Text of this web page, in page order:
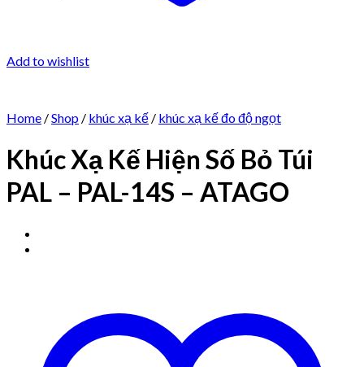
Add to wishlist
Home /Shop / khúc xạ kế / khúc xạ kế đo độ ngọt
Khúc Xạ Kế Hiện Số Bỏ Túi
PAL – PAL-14S – ATAGO